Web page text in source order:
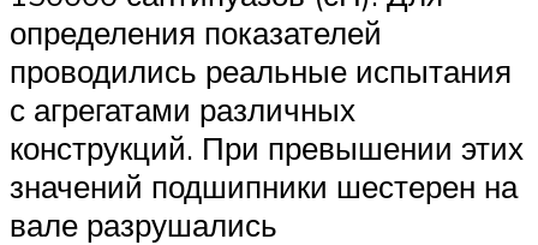
определения показателей
проводились реальные испытания
с агрегатами различных
конструкций. При превышении этих
значений подшипники шестерен на
вале разрушались